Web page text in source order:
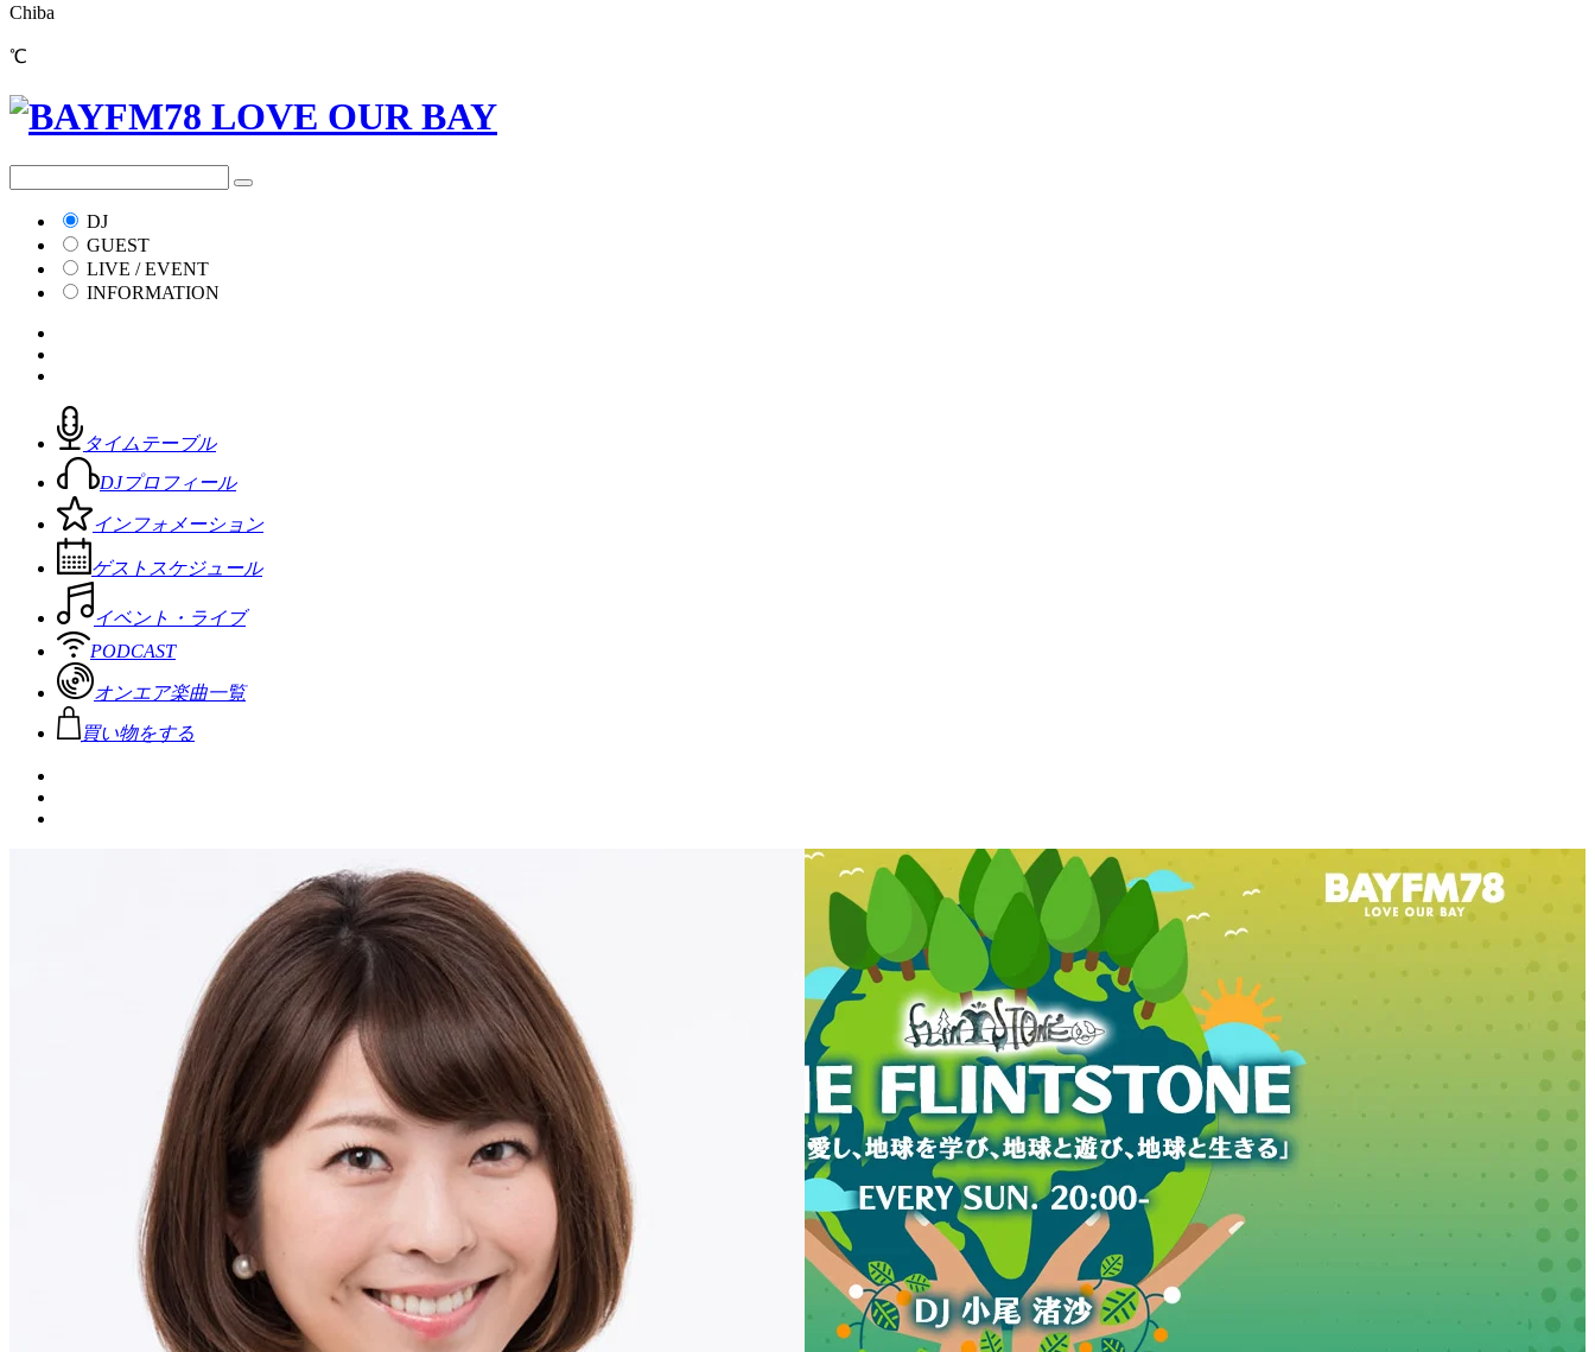
Chiba
℃
DJ
GUEST
LIVE / EVENT
INFORMATION
タイムテーブル
DJプロフィール
インフォメーション
ゲストスケジュール
イベント・ライブ
PODCAST
オンエア楽曲一覧
買い物をする